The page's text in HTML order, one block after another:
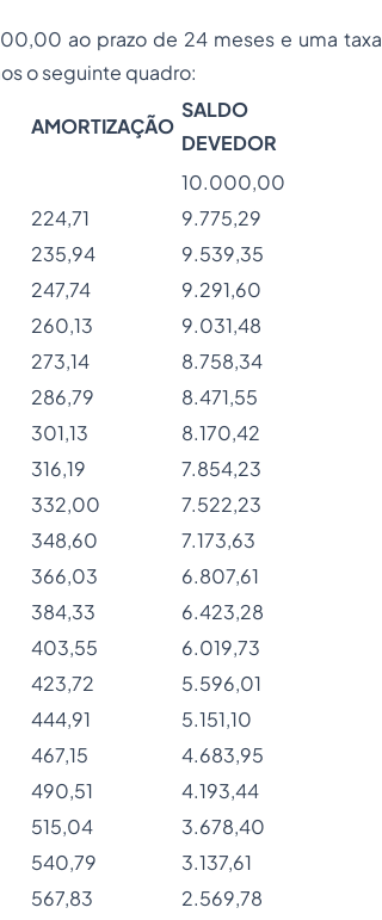
ao prazo de 24 meses e uma taxa
o seguinte quadro:
AMORTIZAÇÃO
SALDO
DEVEDOR
10.000,00
224,71
9.775,29
235,94
9.539,35
247,74
9.291,60
260,13
9.031,48
273,14
8.758,34
286,79
8.471,55
301,13
8.170,42
316,19
7.854,23
332,00
7.522,23
348,60
7.173,63
366,03
6.807,61
384,33
6.423,28
403,55
6.019,73
423,72
5.596,01
444,91
5.151,10
467,15
4.683,95
490,51
4.193,44
515,04
3.678,40
540,79
3.137,61
567,83
2.569,78